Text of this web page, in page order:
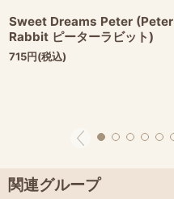
Sweet Dreams Peter (Peter
Rabbit ピーターラビット)
715円(税込)
関連グループ